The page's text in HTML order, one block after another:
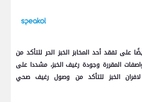
على تفقد أحد المخابز الخبز الحر للتأكد من
المقررة وجودة رغيف الخبز، مشددا على
لافران الخبز للتأكد من وصول رغيف صحي